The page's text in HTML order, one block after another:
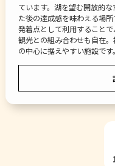
ています。湖を望む開放的
た後の達成感を味わえる場所
発着点として利用すること
観光との組み合わせも自在
の中心に据えやすい施設です。